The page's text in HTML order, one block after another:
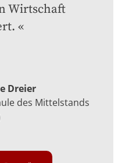
Wirtschaft
Dreier
des Mittelstands